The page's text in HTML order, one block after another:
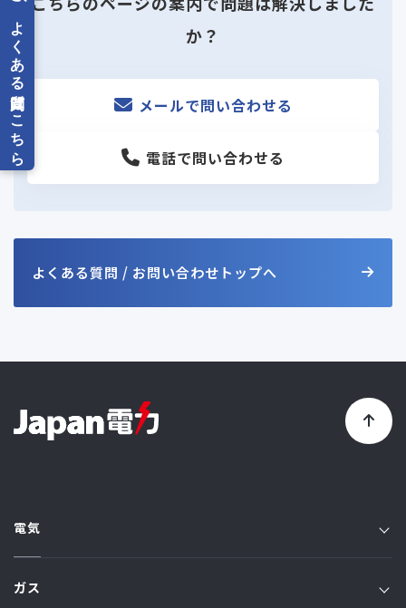
か？
メールで問い合わせる
電話で問い合わせる
よくある質問 / お問い合わせトップへ
電気
電気TOP
ガス